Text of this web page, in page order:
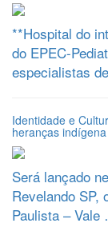
**Hospital do
do EPEC-
especialistas
Identidade e
heranças
Será lançado
Revelando SP,
Paulista –